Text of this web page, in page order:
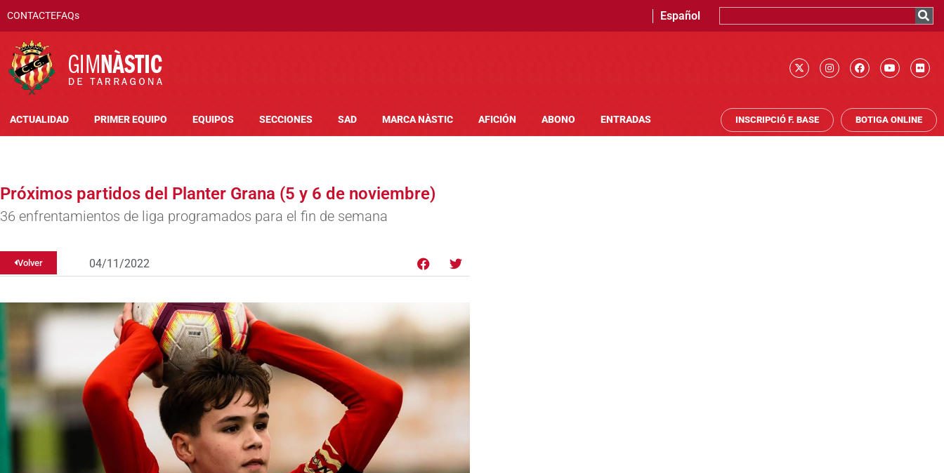
CONTACTEFAQs Español
ACTUALIDAD PRIMER EQUIPO EQUIPOS SECCIONES SAD MARCA NÀSTIC AFICIÓN ABONO ENTRADAS INSCRIPCIÓ F. BASE BOTIGA ONLINE
Próximos partidos del Planter Grana (5 y 6 de noviembre)
36 enfrentamientos de liga programados para el fin de semana
Volver 04/11/2022